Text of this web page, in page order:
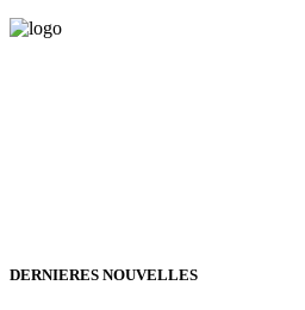
DERNIERES NOUVELLES